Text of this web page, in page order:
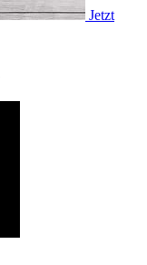
Jetzt